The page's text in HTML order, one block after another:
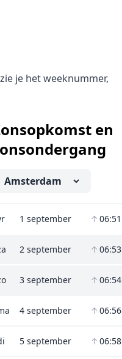
je het weeknummer,
en
1 september ↑ 06:51
2 september ↑ 06:53
3 september ↑ 06:54
4 september ↑ 06:56
5 september ↑ 06:58